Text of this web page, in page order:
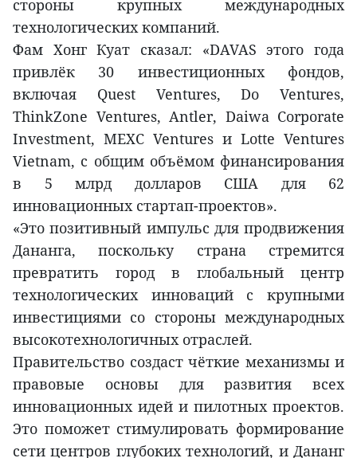
стороны крупных международных
технологических компаний.
Фам Хонг Куат сказал: «DAVAS этого года
привлёк 30 инвестиционных фондов,
включая Quest Ventures, Do Ventures,
ThinkZone Ventures, Antler, Daiwa Corporate
Investment, MEXC Ventures и Lotte Ventures
Vietnam, с общим объёмом финансирования
в 5 млрд долларов США для 62
инновационных стартап-проектов».
«Это позитивный импульс для продвижения
Дананга, поскольку страна стремится
превратить город в глобальный центр
технологических инноваций с крупными
инвестициями со стороны международных
высокотехнологичных отраслей.
Правительство создаст чёткие механизмы и
правовые основы для развития всех
инновационных идей и пилотных проектов.
Это поможет стимулировать формирование
сети центров глубоких технологий, и Дананг